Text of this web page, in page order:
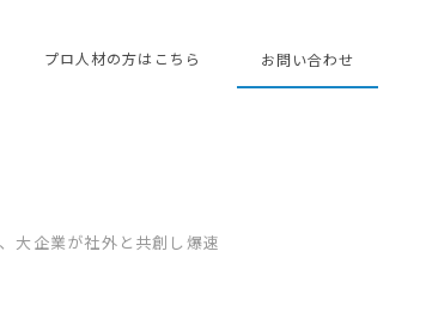
プロ人材の方はこちら お問い合わせ
大企業が社外と共創し爆速